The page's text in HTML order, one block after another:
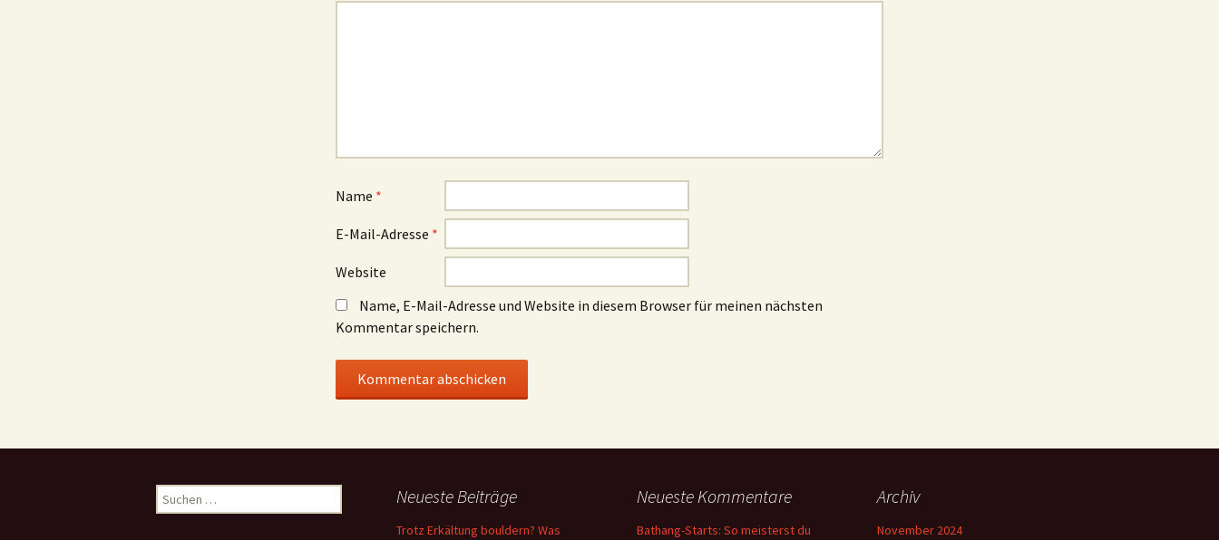
Name *
E-Mail-Adresse *
Website
Name, E-Mail-Adresse und Website in diesem Browser für meinen nächsten
Kommentar speichern.
Suchen
nach:
Neueste Beiträge
Trotz Erkältung bouldern? Was
Neueste Kommentare
Bathang-Starts: So meisterst du
Archiv
November 2024